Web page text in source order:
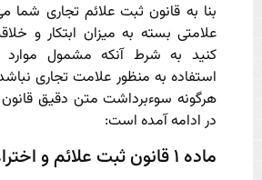
بنا به قانون ثبت علائم تجاری شما
علامتی بسته به میزان ابتکار و
کنید به شرط آنکه مشمول
استفاده به منظور علامت تجاری
هرگونه سوءبرداشت متن دقیق
در ادامه آمده است:
ماده ۱ قانون ثبت علائم و اختراعات: